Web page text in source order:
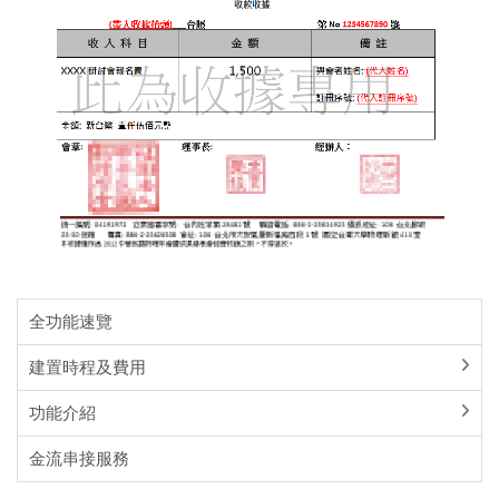
全功能速覽
建置時程及費用
功能介紹
金流串接服務